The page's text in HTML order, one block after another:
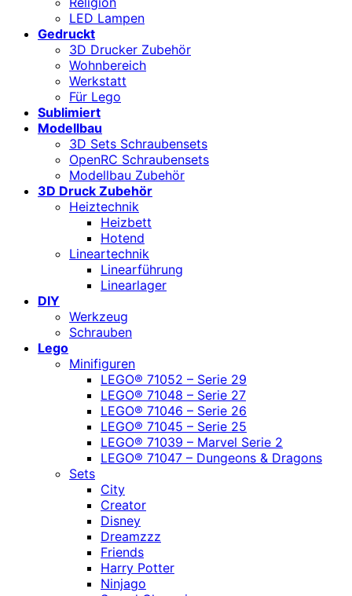
LED Lampen
Gedruckt
3D Drucker Zubehör
Wohnbereich
Werkstatt
Für Lego
Sublimiert
Modellbau
3D Sets Schraubensets
OpenRC Schraubensets
Modellbau Zubehör
3D Druck Zubehör
Heiztechnik
Heizbett
Hotend
Lineartechnik
Linearführung
Linearlager
DIY
Werkzeug
Schrauben
Lego
Minifiguren
LEGO® 71052 – Serie 29
LEGO® 71048 – Serie 27
LEGO® 71046 – Serie 26
LEGO® 71045 – Serie 25
LEGO® 71039 – Marvel Serie 2
LEGO® 71047 – Dungeons & Dragons
Sets
City
Creator
Disney
Dreamzzz
Friends
Harry Potter
Ninjago